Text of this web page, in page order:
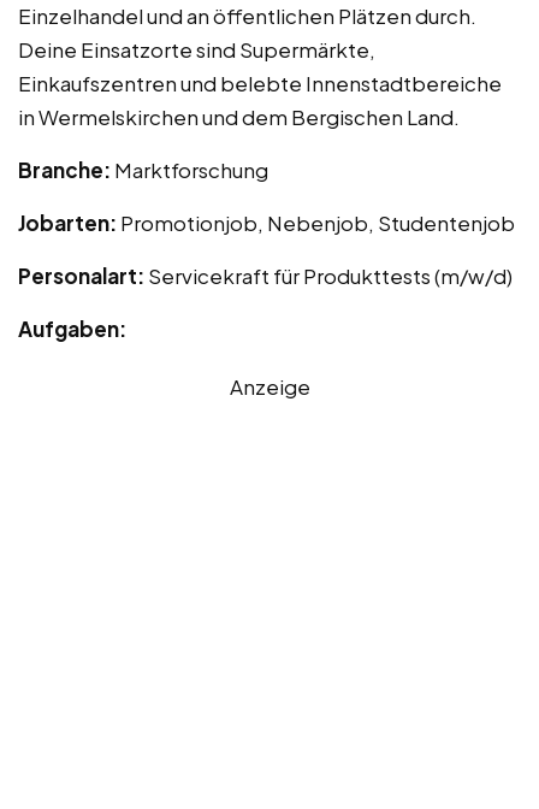
Einzelhandel und an öffentlichen Plätzen durch.
Deine Einsatzorte sind Supermärkte,
Einkaufszentren und belebte Innenstadtbereiche
in Wermelskirchen und dem Bergischen Land.
Branche: Marktforschung
Jobarten: Promotionjob, Nebenjob, Studentenjob
Personalart: Servicekraft für Produkttests (m/w/d)
Aufgaben:
Anzeige